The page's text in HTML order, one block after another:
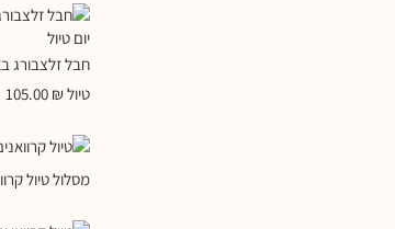
טיול
105.00 ₪
מסלול טיול